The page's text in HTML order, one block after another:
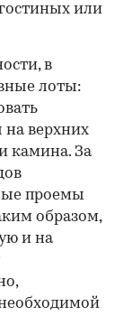
или
в
лоты:
на верхних
камина. За
проемы
образом,
и на